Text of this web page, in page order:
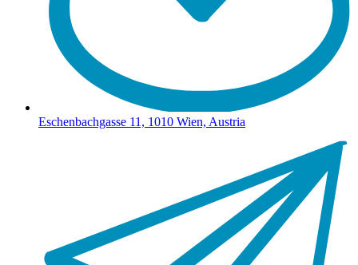
Eschenbachgasse 11, 1010 Wien, Austria